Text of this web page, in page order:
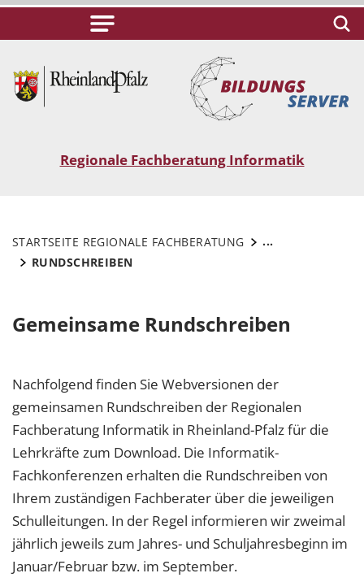
Regionale Fachberatung Informatik
STARTSEITE REGIONALE FACHBERATUNG
...
RUNDSCHREIBEN
Gemeinsame Rundschreiben
Nachfolgend finden Sie Webversionen der
gemeinsamen Rundschreiben der Regionalen
Fachberatung Informatik in Rheinland-Pfalz für die
Lehrkräfte zum Download. Die Informatik-
Fachkonferenzen erhalten die Rundschreiben von
Ihrem zuständigen Fachberater über die jeweiligen
Schulleitungen. In der Regel informieren wir zweimal
jährlich jeweils zum Jahres- und Schuljahresbeginn im
Januar/Februar bzw. im September.